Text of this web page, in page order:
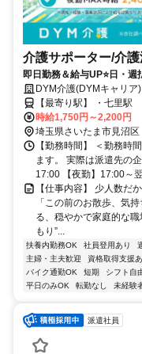
介護サポーター/介
即日勤務＆給与UP⭐️日・週
サポート＆シフト相談OK✨
DYM介護(DYMキャリア)
【最寄り駅】 ・七里駅
時給1,750円～2,200円
埼玉県さいたま市見沼区
【勤務時間】 ＜勤務時
ます。 実際は派遣先の
17:00 【夜勤】17:00～
【仕事内容】 少人数だ
「この前のお散歩、気
る、穏やかで家庭的な
もり”...
扶養内勤務OK 社員登用あり
主婦・主夫歓迎
資格取得支援
バイク通勤OK
短期 シフト自
平日のみOK
転勤なし 未経験
派遣社員